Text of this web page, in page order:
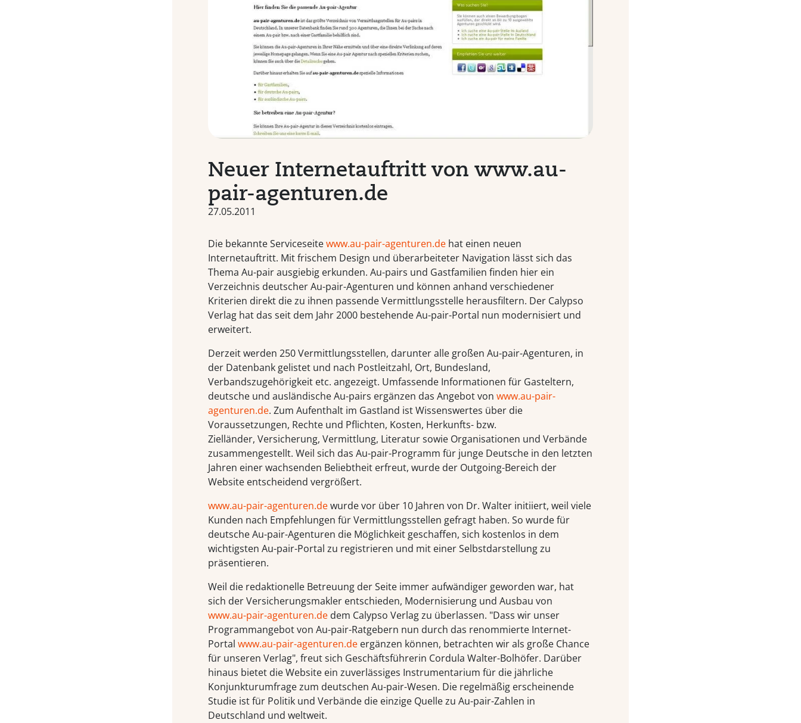
Neuer Internetauftritt von www.au-
pair-agenturen.de
27.05.2011
Die bekannte Serviceseitewww.au-pair-agenturen.dehat einen neuen
Internetauftritt. Mit frischem Design und überarbeiteter Navigation lässt sich das
Thema Au-pair ausgiebig erkunden. Au-pairs und Gastfamilien finden hier ein
Verzeichnis deutscher Au-pair-Agenturen und können anhand verschiedener
Kriterien direkt die zu ihnen passende Vermittlungsstelle herausfiltern. Der Calypso
Verlag hat das seit dem Jahr 2000 bestehende Au-pair-Portal nun modernisiert und
erweitert.
Derzeit werden 250 Vermittlungsstellen, darunter alle großen Au-pair-Agenturen, in
der Datenbank gelistet und nach Postleitzahl, Ort, Bundesland,
Verbandszugehörigkeit etc. angezeigt. Umfassende Informationen für Gasteltern,
deutsche und ausländische Au-pairs ergänzen das Angebot von www.au-pair-
agenturen.de. Zum Aufenthalt im Gastland ist Wissenswertes über die
Voraussetzungen, Rechte und Pflichten, Kosten, Herkunfts- bzw.
Zielländer, Versicherung, Vermittlung, Literatur sowie Organisationen und Verbände
zusammengestellt. Weil sich das Au-pair-Programm für junge Deutsche in den letzten
Jahren einer wachsenden Beliebtheit erfreut, wurde der Outgoing-Bereich der
Website entscheidend vergrößert.
www.au-pair-agenturen.dewurde vor über 10 Jahren von Dr. Walter initiiert, weil viele
Kunden nach Empfehlungen für Vermittlungsstellen gefragt haben. So wurde für
deutsche Au-pair-Agenturen die Möglichkeit geschaffen, sich kostenlos in dem
wichtigsten Au-pair-Portal zu registrieren und mit einer Selbstdarstellung zu
präsentieren.
Weil die redaktionelle Betreuung der Seite immer aufwändiger geworden war, hat
sich der Versicherungsmakler entschieden, Modernisierung und Ausbau von
www.au-pair-agenturen.dedem Calypso Verlag zu überlassen. "Dass wir unser
Programmangebot von Au-pair-Ratgebern nun durch das renommierte Internet-
Portal www.au-pair-agenturen.deergänzen können, betrachten wir als große Chance
für unseren Verlag", freut sich Geschäftsführerin Cordula Walter-Bolhöfer. Darüber
hinaus bietet die Website ein zuverlässiges Instrumentarium für die jährliche
Konjunkturumfrage zum deutschen Au-pair-Wesen. Die regelmäßig erscheinende
Studie ist für Politik und Verbände die einzige Quelle zu Au-pair-Zahlen in
Deutschland und weltweit.